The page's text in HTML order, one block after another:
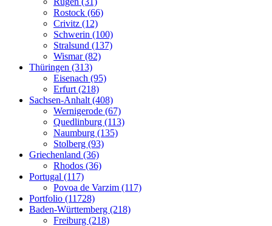
Rostock (66)
Crivitz (12)
Schwerin (100)
Stralsund (137)
Wismar (82)
Thüringen (313)
Eisenach (95)
Erfurt (218)
Sachsen-Anhalt (408)
Wernigerode (67)
Quedlinburg (113)
Naumburg (135)
Stolberg (93)
Griechenland (36)
Rhodos (36)
Portugal (117)
Povoa de Varzim (117)
Portfolio (11728)
Baden-Württemberg (218)
Freiburg (218)